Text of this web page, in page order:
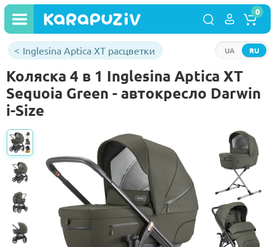
RU
UA
0
Inglesina Aptica XT расцветки
Коляска 4 в 1 Inglesina Aptica XT
Sequoia Green - автокресло Darwin
i-Size